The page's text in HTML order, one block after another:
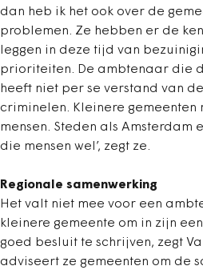
dan heb ik het ook over de
problemen. Ze hebben er de
leggen in deze tijd van
prioriteiten. De ambtenaar die
heeft niet per se verstand van
criminelen. Kleinere gemeenten
mensen. Steden als Amsterdam
die mensen wel’, zegt ze.
Regionale samenwerking
Het valt niet mee voor een
kleinere gemeente om in zijn
goed besluit te schrijven, zegt
adviseert ze gemeenten om de